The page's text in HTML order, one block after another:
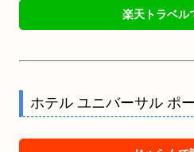
楽天トラベル
ホテル ユニバーサル ポ